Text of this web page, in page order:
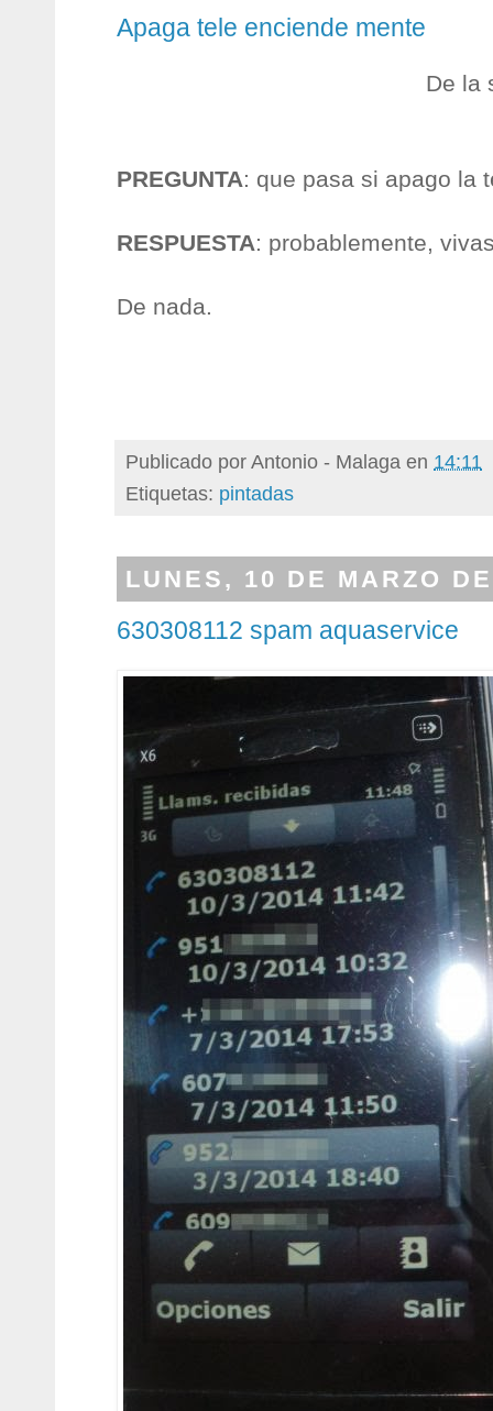
Apaga tele enciende mente
De la
PREGUNTA: que pasa si apago la
RESPUESTA: probablemente,
De nada.
Publicado porAntonio - Malaga en 14:11
Etiquetas: pintadas
LUNES, 10 DE MARZO
630308112 spam aquaservice